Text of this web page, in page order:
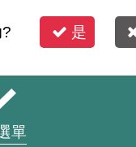
是
單